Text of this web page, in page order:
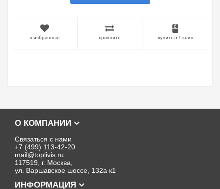
в избранные сравнить купить в 1 клик
О КОМПАНИИ
Связаться с нами
+7 (499) 113-42-20
mail@toplivis.ru
117519, г. Москва,
ул. Варшавское шоссе, 132а к1
ИНФОРМАЦИЯ